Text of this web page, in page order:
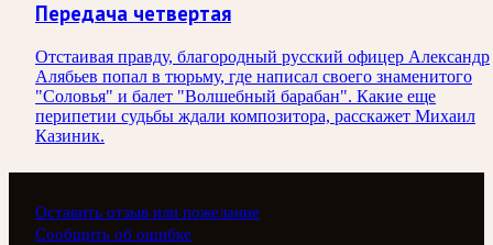
Передача четвертая
Отстаивая правду, благородный русский офицер Александр
Алябьев попал в тюрьму, где написал своего знаменитого
"Соловья" и балет "Волшебный барабан". Какие еще
перипетии судьбы ждали композитора, расскажет Михаил
Казиник.
Оставить отзыв или пожелание
Сообщить об ошибке